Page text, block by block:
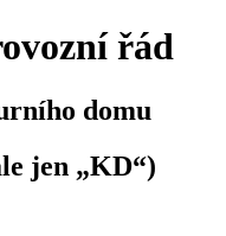
řád
domu
jen „KD“)